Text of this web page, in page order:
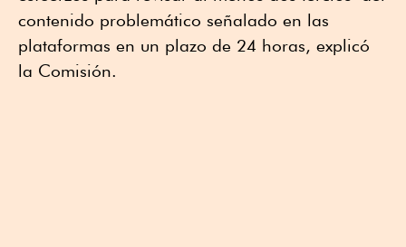
contenido problemático señalado en las
plataformas en un plazo de 24 horas, explicó
la Comisión.